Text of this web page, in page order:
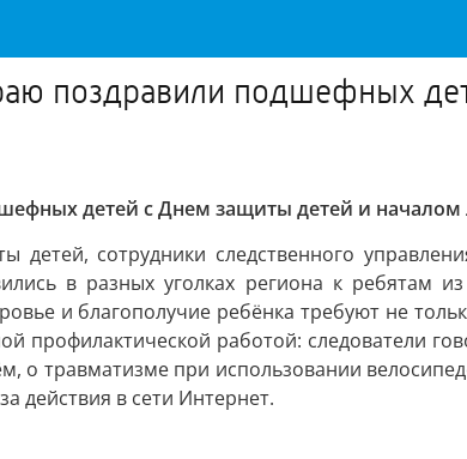
поздравили подшефных
детей с Днем защиты детей и началом
сотрудники следственного
в разных уголках региона к ребятам
и благополучие ребёнка требуют не
профилактической работой: следователи
о травматизме при использовании
действия в сети Интернет.